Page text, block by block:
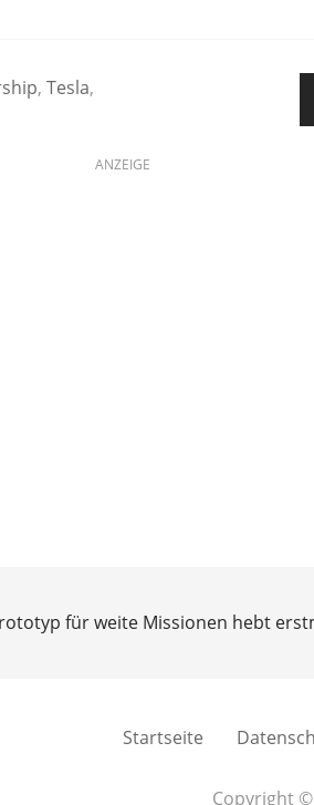
, Tesla,
ANZEIGE
für weite Missionen hebt
Startseite
Copyright ©